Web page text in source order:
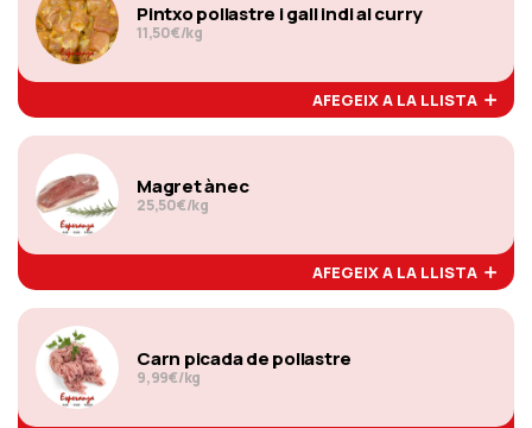
Pintxo pollastre i gall indi al curry
11,50€/kg
AFEGEIX A LA LLISTA
Magret ànec
25,50€/kg
AFEGEIX A LA LLISTA
Carn picada de pollastre
9,99€/kg